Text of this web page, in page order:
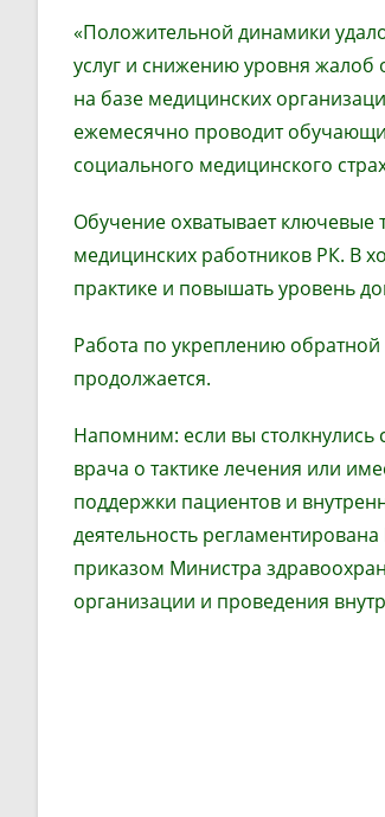
«Положительной динамики
услуг и снижению уровня жалоб
на базе медицинских
ежемесячно проводит
социального медицинского
Обучение охватывает ключевые
медицинских работников РК. В
практике и повышать уровень
Работа по укреплению
продолжается.
Напомним: если вы
врача о тактике лечения или
поддержки пациентов и в
деятельность
приказом Министра
организации и проведения